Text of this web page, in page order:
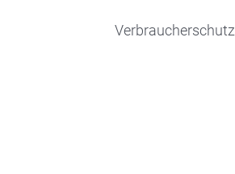
Verbraucherschutz